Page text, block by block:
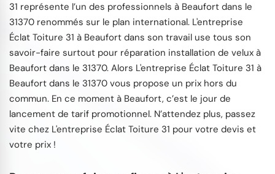
31 représente l’un des professionnels à Beaufort dans le
31370 renommés sur le plan international. L'entreprise
Éclat Toiture 31 à Beaufort dans son travail use tous son
savoir-faire surtout pour réparation installation de velux à
Beaufort dans le 31370. Alors L'entreprise Éclat Toiture 31 à
Beaufort dans le 31370 vous propose un prix hors du
commun. En ce moment à Beaufort, c’est le jour de
lancement de tarif promotionnel. N’attendez plus, passez
vite chez L'entreprise Éclat Toiture 31 pour votre devis et
votre prix !